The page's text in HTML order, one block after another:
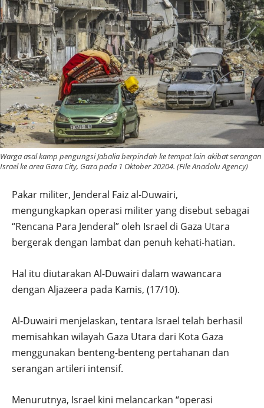
Warga asal kamp pengungsi Jabalia berpindah ke tempat lain akibat serangan
Israel ke area Gaza City, Gaza pada 1 Oktober 20204. (FIle Anadolu Agency)
Pakar militer, Jenderal Faiz al-Duwairi,
mengungkapkan operasi militer yang disebut sebagai
“Rencana Para Jenderal” oleh Israel di Gaza Utara
bergerak dengan lambat dan penuh kehati-hatian.
Hal itu diutarakan Al-Duwairi dalam wawancara
dengan Aljazeera pada Kamis, (17/10).
Al-Duwairi menjelaskan, tentara Israel telah berhasil
memisahkan wilayah Gaza Utara dari Kota Gaza
menggunakan benteng-benteng pertahanan dan
serangan artileri intensif.
Menurutnya, Israel kini melancarkan “operasi